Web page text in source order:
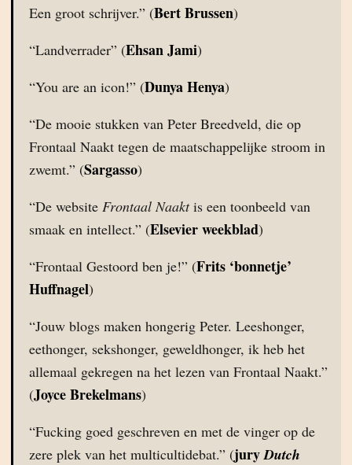
Een groot schrijver.” (Bert Brussen)
“Landverrader” (Ehsan Jami)
“You are an icon!” (Dunya Henya)
“De mooie stukken van Peter Breedveld, die op
Frontaal Naakt tegen de maatschappelijke stroom in
zwemt.” (Sargasso)
“De website Frontaal Naaktis een toonbeeld van
smaak en intellect.” (Elsevier weekblad)
“Frontaal Gestoord ben je!” (Frits ‘bonnetje’
Huffnagel)
“Jouw blogs maken hongerig Peter. Leeshonger,
eethonger, sekshonger, geweldhonger, ik heb het
allemaal gekregen na het lezen van Frontaal Naakt.”
(Joyce Brekelmans)
“Fucking goed geschreven en met de vinger op de
zere plek van het multicultidebat.” (juryDutch